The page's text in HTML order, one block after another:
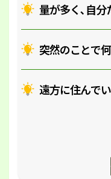
量が多く､自分
突然のことで
遠方に住んで